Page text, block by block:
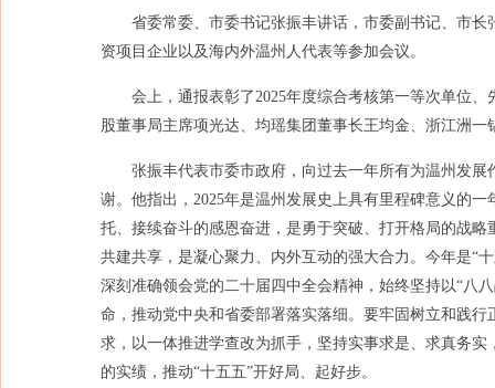
省委常委、市委书记张振丰讲话，市委副书记、市
资项目企业以及海内外温州人代表等参加会议。
会上，通报表彰了2025年度综合考核第一等次单位
股董事局主席项光达、均瑶集团董事长王均金、浙江洲
张振丰代表市委市政府，向过去一年所有为温州发
谢。他指出，2025年是温州发展史上具有里程碑意义的
托、接续奋斗的感恩奋进，是勇于突破、打开格局的战
共建共享，是凝心聚力、内外互动的强大合力。今年是“
深刻准确领会党的二十届四中全会精神，始终坚持以“八
命，推动党中央和省委部署落实落细。要牢固树立和践
求，以一体推进学查改为抓手，坚持实事求是、求真务
的实绩，推动“十五五”开好局、起好步。